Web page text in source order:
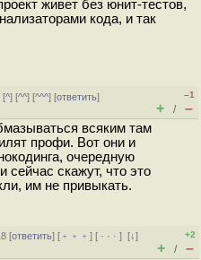
живет без юнит-тестов,
кода, и так
[^] [^^] [^^^] [ответить]
–1
+ / –
всяким там
профи. Вот они и
очередную
скажут, что это
им не привыкать.
[ответить] [ ﹢﹢﹢] [ · · ·][↓]
+2
+ / –